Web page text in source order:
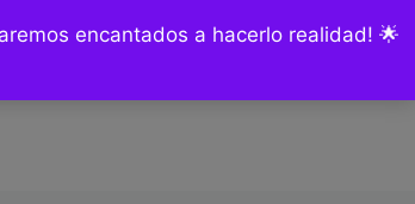
encantados a hacerlo realidad! 🌟